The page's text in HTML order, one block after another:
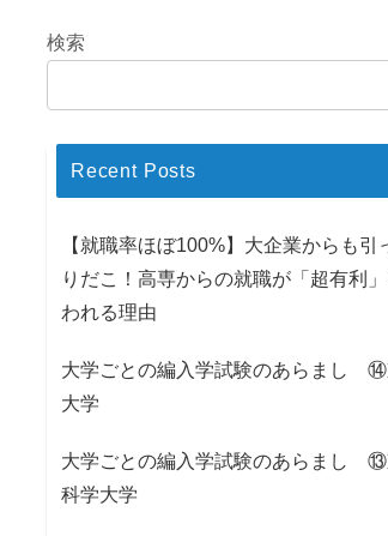
検索
Recent Posts
【就職率ほぼ100%】大企業からも引
りだこ！高専からの就職が「超有利
われる理由
大学ごとの編入学試験のあらまし
大学
大学ごとの編入学試験のあらまし
科学大学